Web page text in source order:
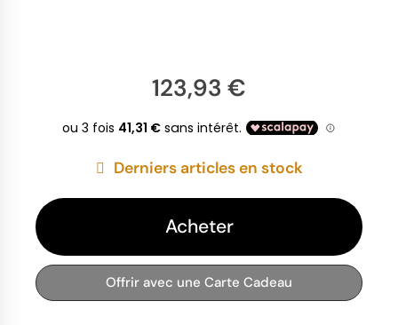
123,93 €
Derniers articles en stock
Acheter
Offrir avec une Carte Cadeau